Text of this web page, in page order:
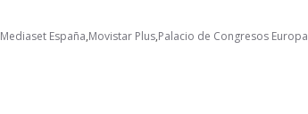
Mediaset España,Movistar Plus,Palacio de Congresos Europa